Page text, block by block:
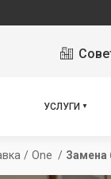
УСЛУГИ
/ One / Замена